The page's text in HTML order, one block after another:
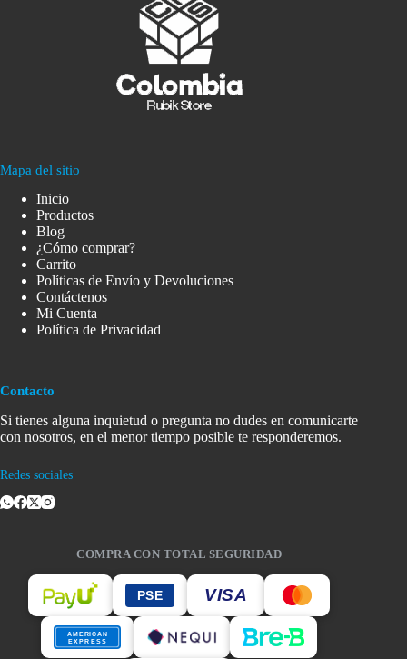
Mapa del sitio
Inicio
Productos
Blog
¿Cómo comprar?
Carrito
Políticas de Envío y Devoluciones
Contáctenos
Mi Cuenta
Política de Privacidad
Contacto
Si tienes alguna inquietud o pregunta no dudes en comunicarte
con nosotros, en el menor tiempo posible te responderemos.
Redes sociales
COMPRA CON TOTAL SEGURIDAD
PSE VISA
AMERICAN
EXPRESS